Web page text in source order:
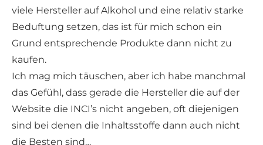
viele Hersteller auf Alkohol und eine relativ starke
Beduftung setzen, das ist für mich schon ein
Grund entsprechende Produkte dann nicht zu
kaufen.
Ich mag mich täuschen, aber ich habe manchmal
das Gefühl, dass gerade die Hersteller die auf der
Website die INCI’s nicht angeben, oft diejenigen
sind bei denen die Inhaltsstoffe dann auch nicht
die Besten sind…